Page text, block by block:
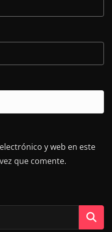
y web en este
que comente.